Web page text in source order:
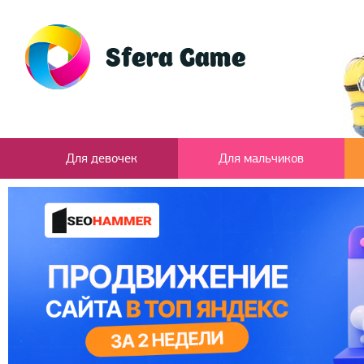
Для девочек Для мальчиков